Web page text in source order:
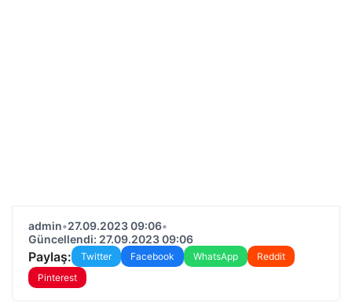
admin•27.09.2023 09:06•
Güncellendi: 27.09.2023 09:06
Paylaş: Twitter Facebook WhatsApp
Reddit
Pinterest